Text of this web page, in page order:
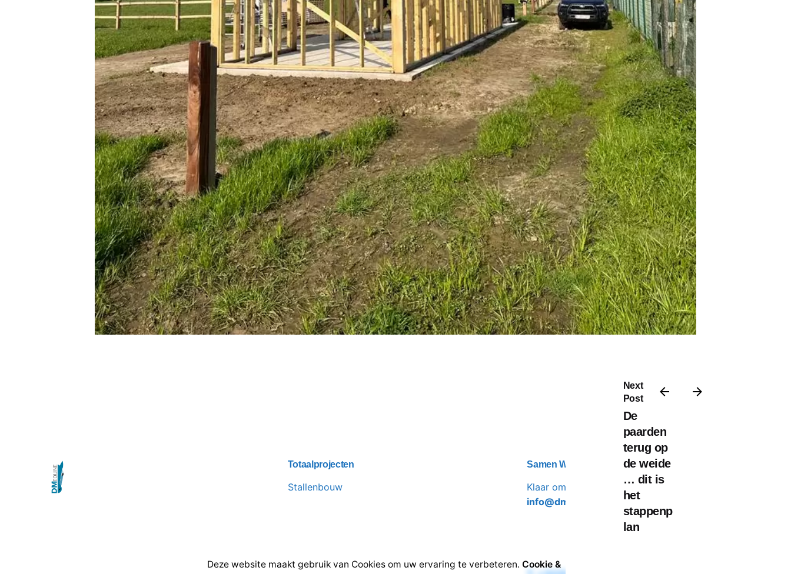
Next
Post
De
paarden
terug op
de weide
… dit is
het
stappenp
lan
Totaalprojecten
Stallenbouw
Samen Werken?
Klaar om samen met ons te werken?
info@dmequine.com
Deze website maakt gebruik van Cookies om uw ervaring te verbeteren. Cookie &